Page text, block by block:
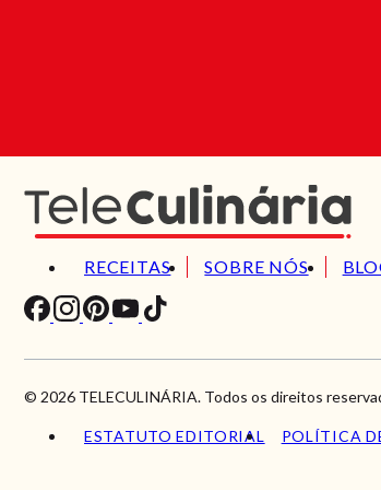
RECEITAS SOBRE NÓS
© 2026 TELECULINÁRIA. Todos os direitos
ESTATUTO EDITORIAL POLÍTICA